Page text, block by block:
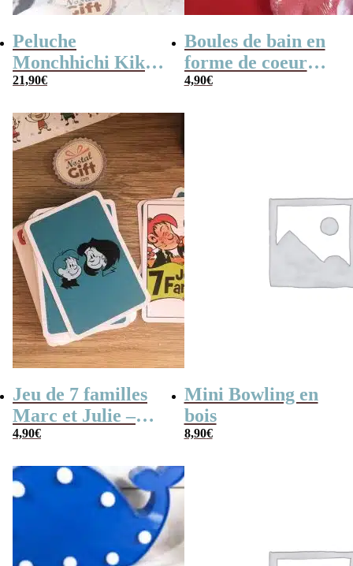
Peluche
Monchhichi Kiki
l’original (20 cm)
21,90€
Boules de bain en
forme de coeur
x10
4,90€
Jeu de 7 familles
Marc et Julie –
Les meilleures
4,90€
Mini Bowling en
bois
8,90€